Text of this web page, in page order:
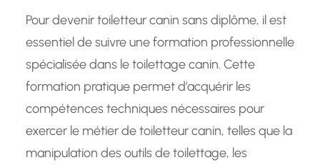
Pour devenir toiletteur canin sans diplôme, il est
essentiel de suivre une formation professionnelle
spécialisée dans le toilettage canin. Cette
formation pratique permet d’acquérir les
compétences techniques nécessaires pour
exercer le métier de toiletteur canin, telles que la
manipulation des outils de toilettage, les